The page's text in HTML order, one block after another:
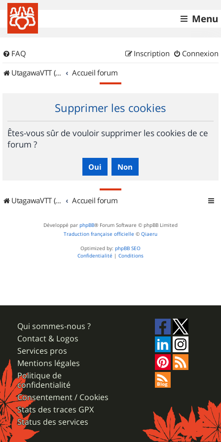
Menu
FAQ Connexion
Inscription
UtagawaVTT (Randos VTT et VTTAE avec traces GPS)
Accueil forum
Supprimer les cookies
Êtes-vous sûr de vouloir supprimer les cookies de ce
forum ?
UtagawaVTT (Randos VTT et VTTAE avec traces GPS) Accueil forum
Développé par phpBB® Forum Software © phpBB Limited
Traduction française officielle © Qiaeru
Optimized by: phpBB SEO
Confidentialité | Conditions
Qui sommes-nous ?
Contact & Logos
Services pros
Mentions légales
Politique de
confidentialité
Consentement / Cookies
Stats des traces GPX
Status des services